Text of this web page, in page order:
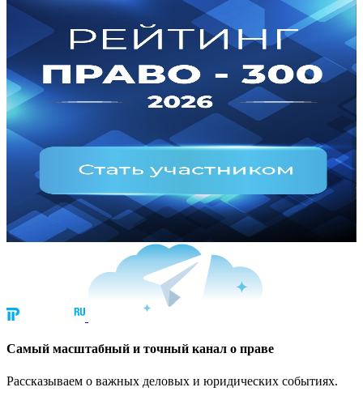
Cамый масштабный и точный канал о праве
Рассказываем о важных деловых и юридических событиях.